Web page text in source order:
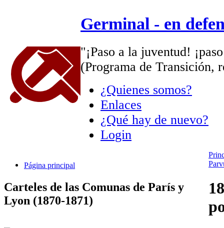
Germinal - en
"¡Paso a la juventud!
(Programa de Transición,
¿Quienes somos?
Enlaces
¿Qué hay de nuevo?
Login
Página principal
Carteles de las Comunas de París y
Lyon (1870-1871)